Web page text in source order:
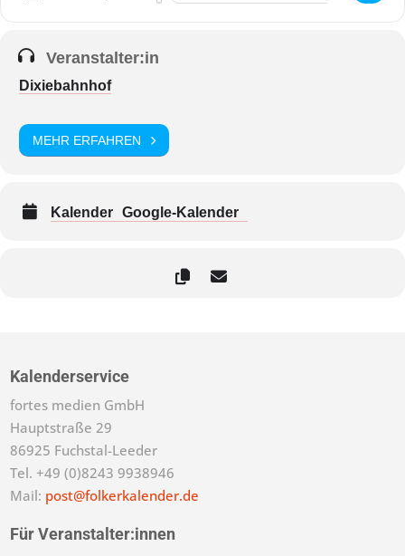
Veranstalter:in
Dixiebahnhof
MEHR ERFAHREN
Kalender Google-Kalender
Kalenderservice
fortes medien GmbH
Hauptstraße 29
86925 Fuchstal-Leeder
Tel. +49 (0)8243 9938946
Mail: post@folkerkalender.de
Für Veranstalter:innen